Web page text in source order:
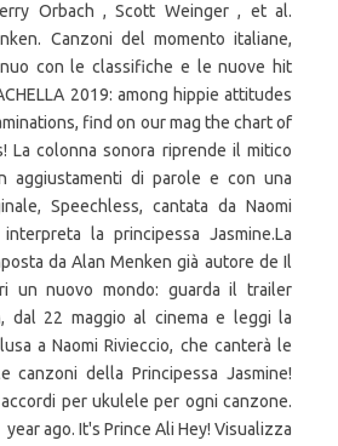
Orbach , Scott Weinger , et al.
Canzoni del momento italiane,
con le classifiche e le nuove hit
2019: among hippie attitudes
find on our mag the chart of
La colonna sonora riprende il mitico
aggiustamenti di parole e con una
Speechless, cantata da Naomi
la principessa Jasmine.La
da Alan Menken già autore de Il
un nuovo mondo: guarda il trailer
dal 22 maggio al cinema e leggi la
a Naomi Rivieccio, che canterà le
canzoni della Principessa Jasmine!
per ukulele per ogni canzone.
ago. It's Prince Ali Hey! Visualizza